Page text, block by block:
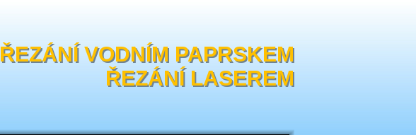
ŘEZÁNÍ VODNÍM PAPRSKEM
ŘEZÁNÍ LASEREM